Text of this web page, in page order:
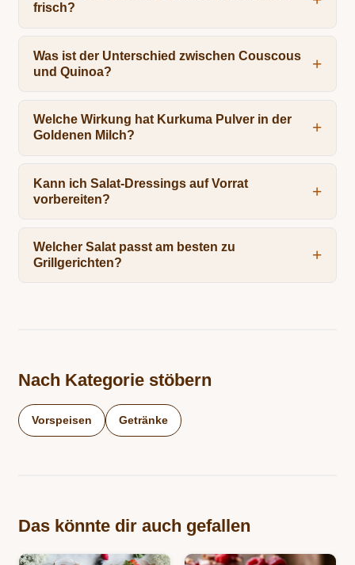
frisch?
Was ist der Unterschied zwischen Couscous
und Quinoa?
Welche Wirkung hat Kurkuma Pulver in der
Goldenen Milch?
Kann ich Salat-Dressings auf Vorrat
vorbereiten?
Welcher Salat passt am besten zu
Grillgerichten?
Nach Kategorie stöbern
Vorspeisen Getränke
Das könnte dir auch gefallen